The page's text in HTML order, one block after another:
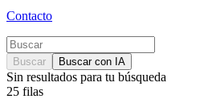
Contacto
Buscar Buscar con IA
Sin resultados para tu búsqueda
25 filas